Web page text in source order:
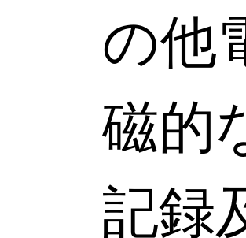
の他
磁的
記録